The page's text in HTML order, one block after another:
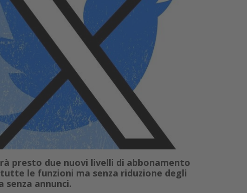
presto due nuovi livelli di abbonamento
le funzioni ma senza riduzione degli
senza annunci.